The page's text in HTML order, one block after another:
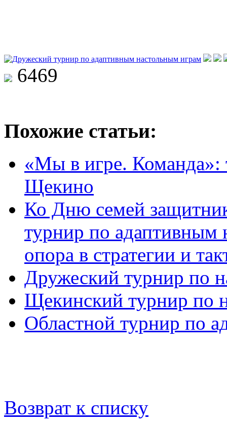
6469
Похожие статьи:
«Мы в игре. Команда»:
Щекино
Ко Дню семей
турнир по адаптивным
опора в стратегии и
Дружеский турнир по
Щекинский турнир по
Областной турнир по
Возврат к списку